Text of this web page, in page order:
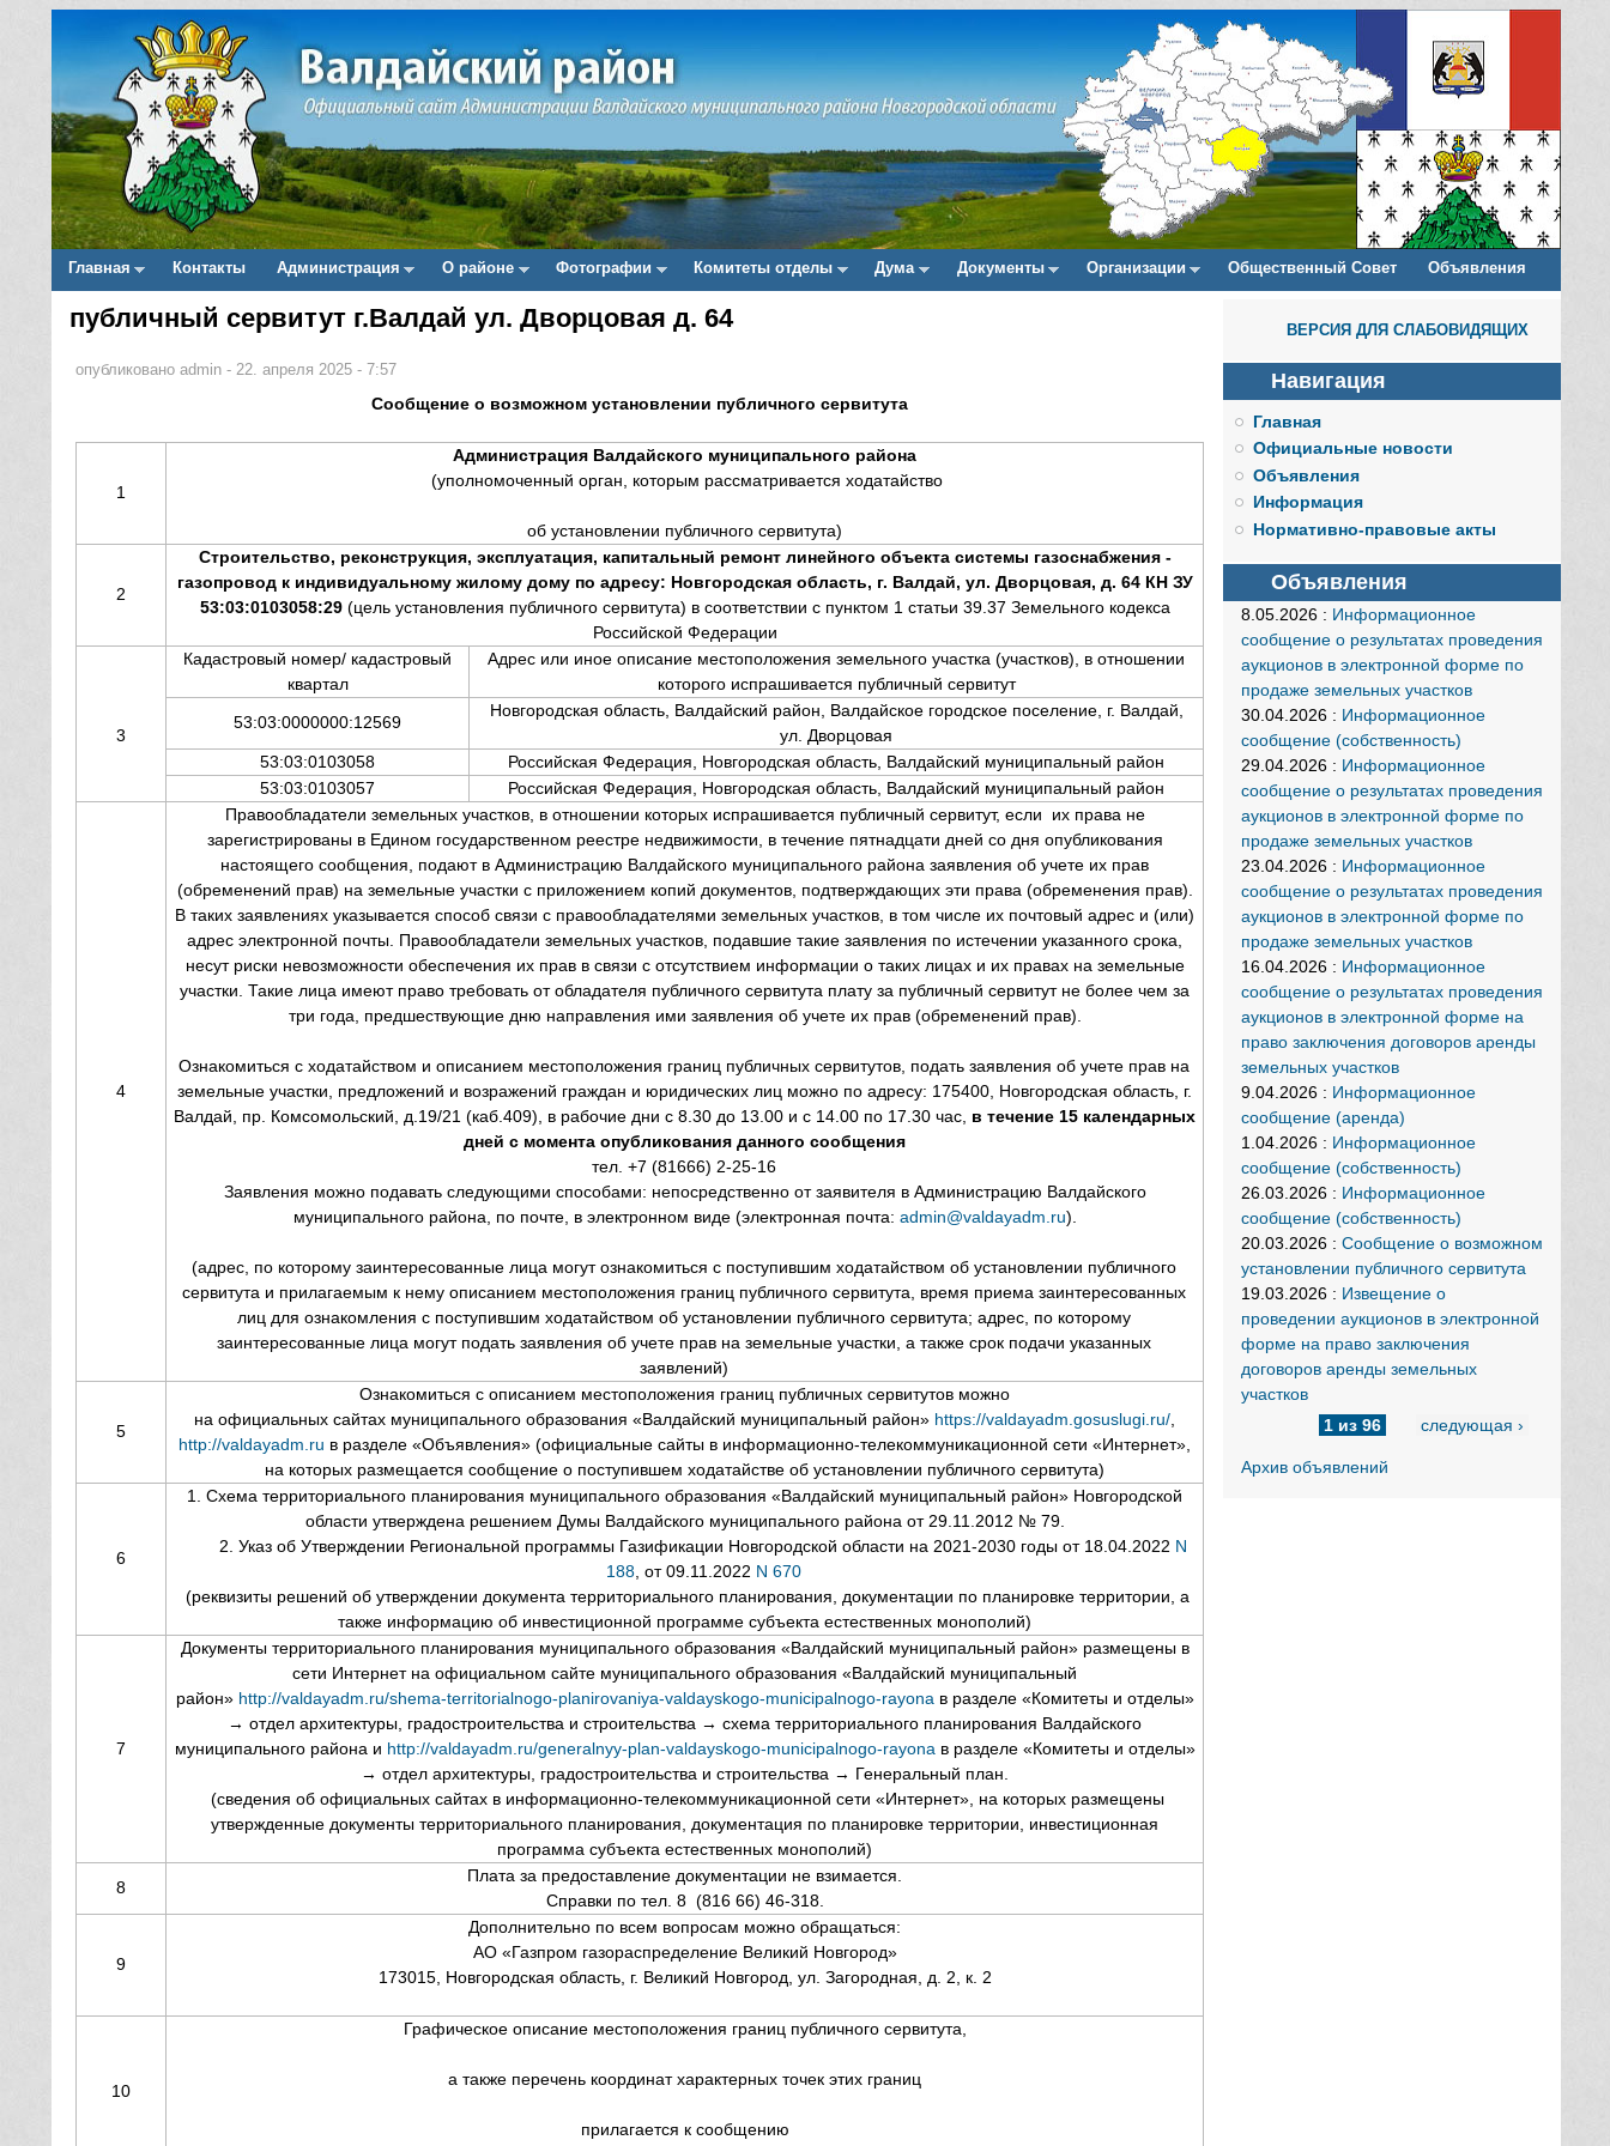
Main menu
Главная Контакты Администрация О районе Фотографии Комитеты отделы Дума Документы Организации Общественный Совет Объявления
Вы здесь
публичный сервитут г.Валдай ул. Дворцовая д. 64
опубликовано admin - 22. апреля 2025 - 7:57
Сообщение о возможном установлении публичного сервитута
1
Администрация Валдайского муниципального района
(уполномоченный орган, которым рассматривается ходатайство
об установлении публичного сервитута)
2
Строительство, реконструкция, эксплуатация, капитальный ремонт линейного объекта системы газоснабжения -
газопровод к индивидуальному жилому дому по адресу: Новгородская область, г. Валдай, ул. Дворцовая, д. 64 КН ЗУ
53:03:0103058:29 (цель установления публичного сервитута) в соответствии с пунктом 1 статьи 39.37 Земельного кодекса
Российской Федерации
3
Кадастровый номер/ кадастровый
квартал
Адрес или иное описание местоположения земельного участка (участков), в отношении
которого испрашивается публичный сервитут
53:03:0000000:12569
Новгородская область, Валдайский район, Валдайское городское поселение, г. Валдай,
ул. Дворцовая
53:03:0103058
Российская Федерация, Новгородская область, Валдайский муниципальный район
53:03:0103057
Российская Федерация, Новгородская область, Валдайский муниципальный район
4
Правообладатели земельных участков, в отношении которых испрашивается публичный сервитут, если их права не
зарегистрированы в Едином государственном реестре недвижимости, в течение пятнадцати дней со дня опубликования
настоящего сообщения, подают в Администрацию Валдайского муниципального района заявления об учете их прав
(обременений прав) на земельные участки с приложением копий документов, подтверждающих эти права (обременения прав).
В таких заявлениях указывается способ связи с правообладателями земельных участков, в том числе их почтовый адрес и (или)
адрес электронной почты. Правообладатели земельных участков, подавшие такие заявления по истечении указанного срока,
несут риски невозможности обеспечения их прав в связи с отсутствием информации о таких лицах и их правах на земельные
участки. Такие лица имеют право требовать от обладателя публичного сервитута плату за публичный сервитут не более чем за
три года, предшествующие дню направления ими заявления об учете их прав (обременений прав).
Ознакомиться с ходатайством и описанием местоположения границ публичных сервитутов, подать заявления об учете прав на
земельные участки, предложений и возражений граждан и юридических лиц можно по адресу: 175400, Новгородская область, г.
Валдай, пр. Комсомольский, д.19/21 (каб.409), в рабочие дни с 8.30 до 13.00 и с 14.00 по 17.30 час, в течение 15 календарных
дней с момента опубликования данного сообщения
тел. +7 (81666) 2-25-16
Заявления можно подавать следующими способами: непосредственно от заявителя в Администрацию Валдайского
муниципального района, по почте, в электронном виде (электронная почта: admin@valdayadm.ru).
(адрес, по которому заинтересованные лица могут ознакомиться с поступившим ходатайством об установлении публичного
сервитута и прилагаемым к нему описанием местоположения границ публичного сервитута, время приема заинтересованных
лиц для ознакомления с поступившим ходатайством об установлении публичного сервитута; адрес, по которому
заинтересованные лица могут подать заявления об учете прав на земельные участки, а также срок подачи указанных
заявлений)
5
Ознакомиться с описанием местоположения границ публичных сервитутов можно
на официальных сайтах муниципального образования «Валдайский муниципальный район» https://valdayadm.gosuslugi.ru/
http://valdayadm.ru в разделе «Объявления» (официальные сайты в информационно-телекоммуникационной сети «Интернет»,
на которых размещается сообщение о поступившем ходатайстве об установлении публичного сервитута)
6
1. Схема территориального планирования муниципального образования «Валдайский муниципальный район» Новгородской
области утверждена решением Думы Валдайского муниципального района от 29.11.2012 № 79.
2. Указ об Утверждении Региональной программы Газификации Новгородской области на 2021-2030 годы от 18.04.2022 N
188, от 09.11.2022 N 670
(реквизиты решений об утверждении документа территориального планирования, документации по планировке территории, а
также информацию об инвестиционной программе субъекта естественных монополий)
7
Документы территориального планирования муниципального образования «Валдайский муниципальный район» размещены в
сети Интернет на официальном сайте муниципального образования «Валдайский муниципальный
район» http://valdayadm.ru/shema-territorialnogo-planirovaniya-valdayskogo-municipalnogo-rayona в разделе «Комитеты и отделы»
→ отдел архитектуры, градостроительства и строительства → схема территориального планирования Валдайского
муниципального района и http://valdayadm.ru/generalnyy-plan-valdayskogo-municipalnogo-rayona в разделе «Комитеты и отделы»
→ отдел архитектуры, градостроительства и строительства → Генеральный план.
(сведения об официальных сайтах в информационно-телекоммуникационной сети «Интернет», на которых размещены
утвержденные документы территориального планирования, документация по планировке территории, инвестиционная
программа субъекта естественных монополий)
8
Плата за предоставление документации не взимается.
Справки по тел. 8 (816 66) 46-318.
9
Дополнительно по всем вопросам можно обращаться:
АО «Газпром газораспределение Великий Новгород»
173015, Новгородская область, г. Великий Новгород, ул. Загородная, д. 2, к. 2
10
Графическое описание местоположения границ публичного сервитута,
а также перечень координат характерных точек этих границ
прилагается к сообщению
ВЕРСИЯ ДЛЯ СЛАБОВИДЯЩИХ
Навигация
Главная
Официальные новости
Объявления
Информация
Нормативно-правовые акты
Объявления
8.05.2026 : Информационное
сообщение о результатах проведения
аукционов в электронной форме по
продаже земельных участков
30.04.2026 : Информационное
сообщение (собственность)
29.04.2026 : Информационное
сообщение о результатах проведения
аукционов в электронной форме по
продаже земельных участков
23.04.2026 : Информационное
сообщение о результатах проведения
аукционов в электронной форме по
продаже земельных участков
16.04.2026 : Информационное
сообщение о результатах проведения
аукционов в электронной форме на
право заключения договоров аренды
земельных участков
9.04.2026 : Информационное
сообщение (аренда)
1.04.2026 : Информационное
сообщение (собственность)
26.03.2026 : Информационное
сообщение (собственность)
20.03.2026 : Сообщение о возможном
установлении публичного сервитута
19.03.2026 : Извещение о
проведении аукционов в электронной
форме на право заключения
договоров аренды земельных
участков
1 из 96
следующая ›
Архив объявлений